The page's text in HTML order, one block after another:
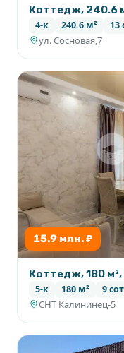
Коттедж, 240.6
4-к 240.6 м² 13
ул. Сосновая,7
15.9 млн. ₽
Коттедж, 180
5-к 180 м² 9
СНТ Калининец-5